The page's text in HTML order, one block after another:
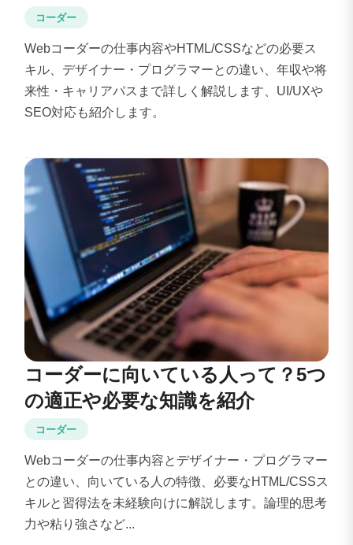
コーダー
Webコーダーの仕事内容やHTML/CSSなどの必要ス
キル、デザイナー・プログラマーとの違い、年収や将
来性・キャリアパスまで詳しく解説します、UI/UXや
SEO対応も紹介します。
コーダーに向いている人って？5つ
の適正や必要な知識を紹介
コーダー
Webコーダーの仕事内容とデザイナー・プログラマー
との違い、向いている人の特徴、必要なHTML/CSSス
キルと習得法を未経験向けに解説します。論理的思考
力や粘り強さなど...